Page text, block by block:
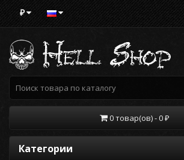
₽
0 товар(ов) - 0 ₽
Категории